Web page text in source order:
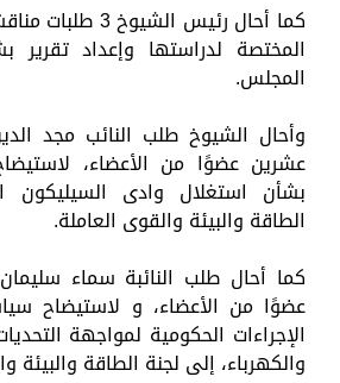
كما أحال رئيس
المختصة لدراستها وإعداد
المجلس.
وأحال الشيوخ طلب النائب مجد
عشرين عضوًا من الأعضاء،
بشأن استغلال وادى السيليكون
الطاقة والبيئة والقوى العاملة.
كما أحال طلب النائبة سماء
عضوًا من الأعضاء، و لاستيضاح
الإجراءات الحكومية لمواجهة
والكهرباء، إلى لجنة الطاقة والبيئة